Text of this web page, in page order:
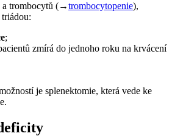
a trombocytů (→trombocytopenie),
;
zmírá do jednoho roku na krvácení
je splenektomie, která vede ke